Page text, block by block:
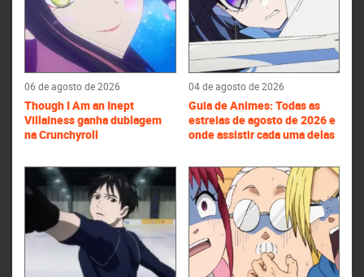
06 de agosto de 2026
Though I Am an Inept
Villainess ganha dublagem
na Crunchyroll
04 de agosto de 2026
Guia de Animes: Todas as
estreias de agosto de 2026 e
onde assistir cada uma delas